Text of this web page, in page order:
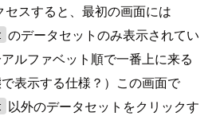
スすると、最初の画面には
のデータセットのみ表示されてい
ルファベット順で一番上に来る
表示する仕様？）この画面で
以外のデータセットをクリックす